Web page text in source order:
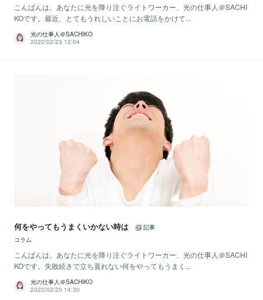
こんばんは。あなたに光を降り注ぐライトワーカー、光の仕事人＠SACHI
KOです。最近、とてもうれしいことにお電話をかけて...
光の仕事人＠SACHIKO
2022/02/23 12:04
何をやってもうまくいかない時は
記事
コラム
こんばんは。あなたに光を降り注ぐライトワーカー、光の仕事人＠SACHI
KOです。失敗続きで立ち直れない何をやってもうまく...
光の仕事人＠SACHIKO
2022/02/20 14:30